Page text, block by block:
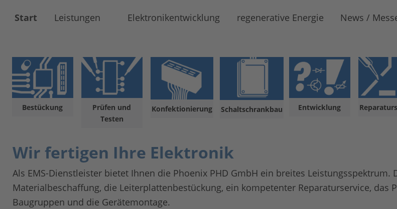
Start Leistungen Elektronikentwicklung regenerative Energie News /
Bestückung
Prüfen und
Testen
Konfektionierung Schaltschrankbau Entwicklung
Wir fertigen Ihre Elektronik
Als EMS-Dienstleister bietet Ihnen die Phoenix PHD GmbH ein breites Leistungsspektrum.
Materialbeschaffung, die Leiterplattenbestückung, ein kompetenter Reparaturservice, das
Baugruppen und die Gerätemontage.